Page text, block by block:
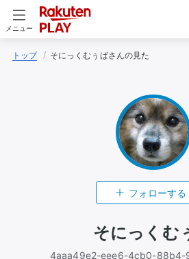
メニュー
トップ そにっくむぅばさんの見た
フォローする
そにっくむ
4aaa49e2-eee6-4cb0-88b4-